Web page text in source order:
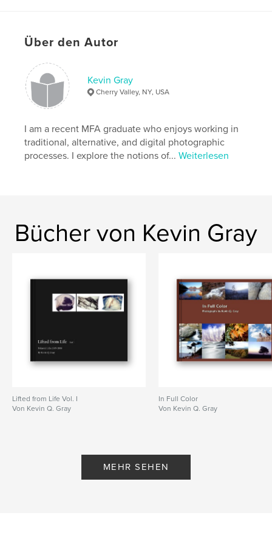
Über den Autor
Kevin Gray
Cherry Valley, NY, USA
I am a recent MFA graduate who enjoys working in
traditional, alternative, and digital photographic
processes. I explore the notions of...Weiterlesen
Bücher von Kevin Gray
Lifted from Life Vol. I
Von Kevin Q. Gray
In Full Color
Von Kevin Q. Gray
MEHR SEHEN